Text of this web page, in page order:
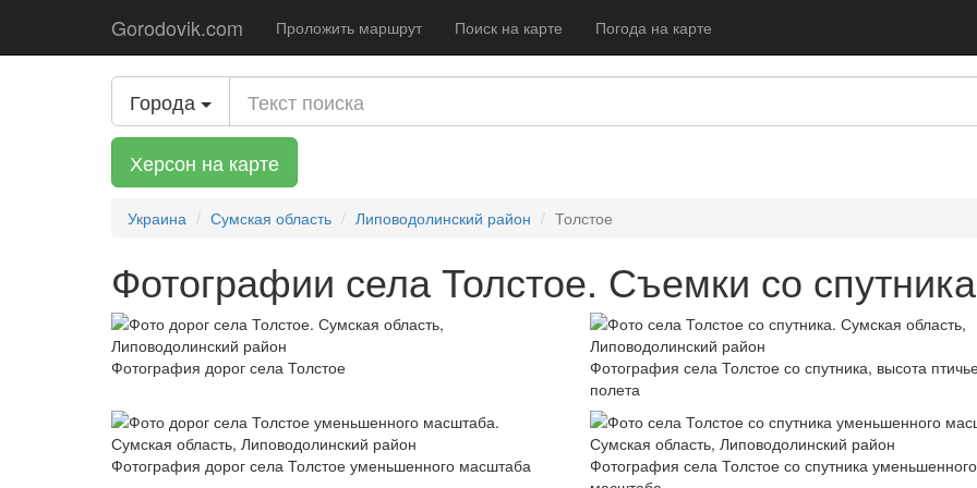
Gorodovik.com Проложить маршрут Поиск на карте Погода на карте
Города
Херсон на карте
Украина Сумская область Липоводолинский район Толстое
Фотографии села Толстое. Съемки со спутника
Фотография дорог села Толстое
Фотография села Толстое со спутника, высота
полета
Фотография дорог села Толстое уменьшенного масштаба
Фотография села Толстое со спутника уменьшенного